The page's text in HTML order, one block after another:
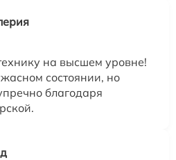
на высшем уровне!
состоянии, но
благодаря